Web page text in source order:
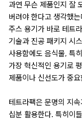
과연 무슨 제품인지 잘
버려야 한다고 생각했
주스 용기가 바로 테트
기술과 진공 패키지 시
사용함에도 음식물, 특
가장 혁신적인 용기로
제품이나 신선도가 중
테트라팩은 문명의 지
십분 활용한다. 특히이